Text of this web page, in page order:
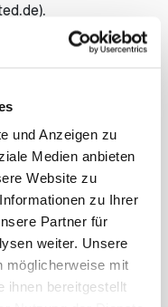
und Anzeigen zu
Medien anbieten
Website zu
zu Ihrer
Partner für
weiter. Unsere
möglicherweise mit
ihnen bereitgestellt
).
und unbefristet
Office-Mitarbeiter
oder einem
im
sowie
Eigeninitiative sind
bringen Sie